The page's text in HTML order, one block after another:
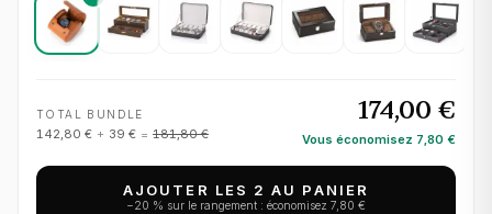
TOTAL BUNDLE
142,80 € + 39 € = 181,80 €
174,00 €
Vous économisez 7,80 €
AJOUTER LES 2 AU PANIER
−20 % sur le rangement : économisez 7,80 €